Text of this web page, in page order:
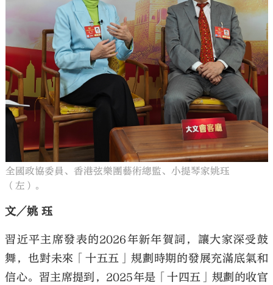
全國政協委員、香港弦樂團藝術總監、小提琴家姚珏
（左）。
文／姚 珏
習近平主席發表的2026年新年賀詞，讓大家深受鼓
舞，也對未來「十五五」規劃時期的發展充滿底氣和
信心。習主席提到，2025年是「十四五」規劃的收官